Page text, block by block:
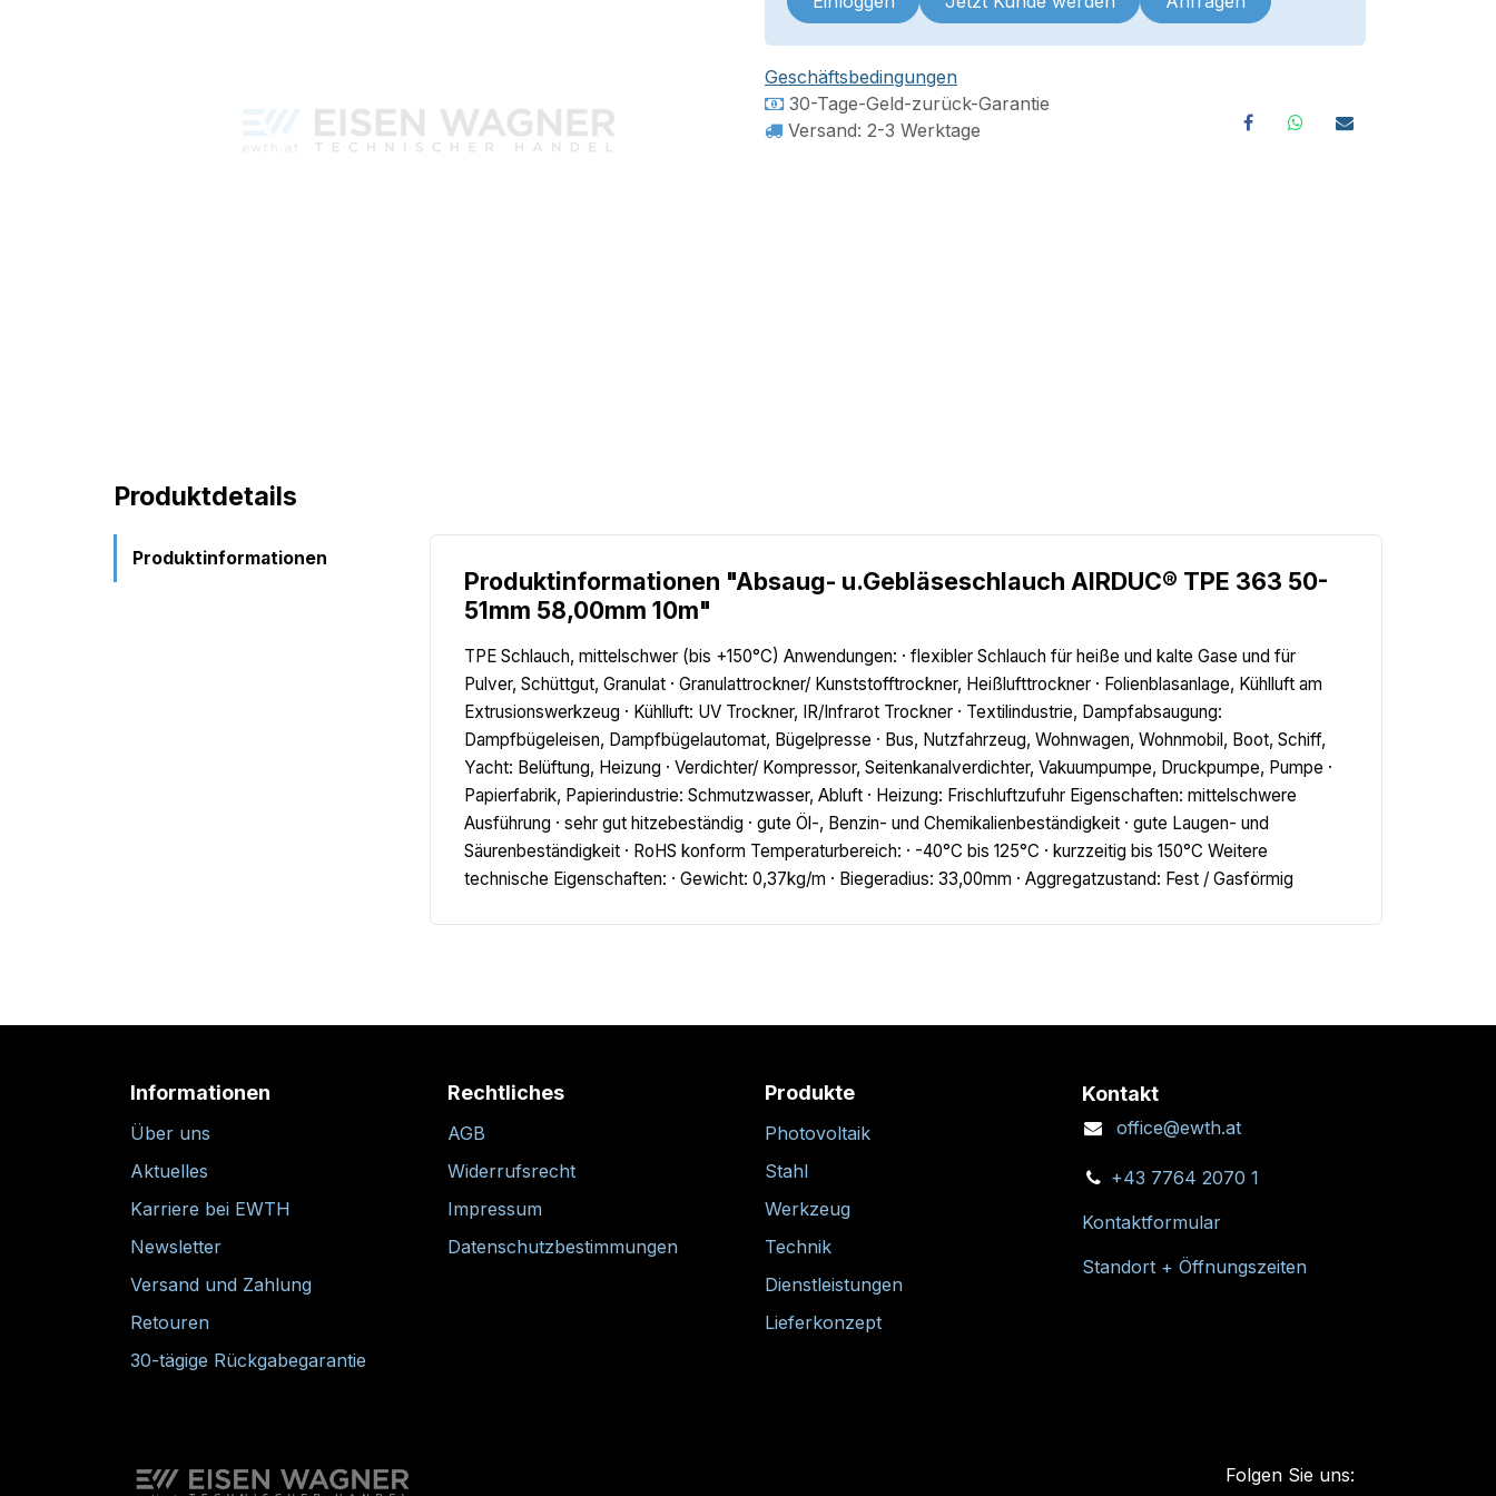
Geschäftsbedingungen
30-Tage-Geld-zurück-Garantie
Versand: 2-3 Werktage
Produktdetails
Produktinformationen
Produktinformationen "Absaug- u.Gebläseschlauch AIRDUC® TPE 363 50-
51mm 58,00mm 10m"
TPE Schlauch, mittelschwer (bis +150°C) Anwendungen: · flexibler Schlauch für heiße und kalte Gase und für
Pulver, Schüttgut, Granulat · Granulattrockner/ Kunststofftrockner, Heißlufttrockner · Folienblasanlage, Kühlluft am
Extrusionswerkzeug · Kühlluft: UV Trockner, IR/Infrarot Trockner · Textilindustrie, Dampfabsaugung:
Dampfbügeleisen, Dampfbügelautomat, Bügelpresse · Bus, Nutzfahrzeug, Wohnwagen, Wohnmobil, Boot, Schiff,
Yacht: Belüftung, Heizung · Verdichter/ Kompressor, Seitenkanalverdichter, Vakuumpumpe, Druckpumpe, Pumpe ·
Papierfabrik, Papierindustrie: Schmutzwasser, Abluft · Heizung: Frischluftzufuhr Eigenschaften: mittelschwere
Ausführung · sehr gut hitzebeständig · gute Öl-, Benzin- und Chemikalienbeständigkeit · gute Laugen- und
Säurenbeständigkeit · RoHS konform Temperaturbereich: · -40°C bis 125°C · kurzzeitig bis 150°C Weitere
technische Eigenschaften: · Gewicht: 0,37kg/m · Biegeradius: 33,00mm · Aggregatzustand: Fest / Gasförmig
Informationen
Über uns
Aktuelles
Karriere bei EWTH
Newsletter
Versand und Zahlung
Retouren
30-tägige Rückgabegarantie
Rechtliches
AGB
Widerrufsrecht
Impressum
Datenschutzbestimmungen
Produkte
Photovoltaik
Stahl
Werkzeug
Technik
Dienstleistungen
Lieferkonzept
Kontakt
office@ewth.at
+43 7764 2070 1
Kontaktformular
Standort + Öffnungszeiten
Folgen Sie uns: